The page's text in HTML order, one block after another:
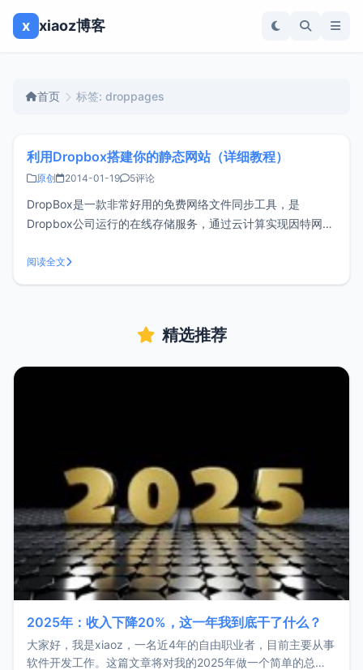
x xiaoz博客
首页 标签: droppages
利用Dropbox搭建你的静态网站（详细教程）
原创 2014-01-19 5评论
DropBox是一款非常好用的免费网络文件同步工具，是
Dropbox公司运行的在线存储服务，通过云计算实现因特网上
大家分享一下如何使用dropbox来搭建静态网页。<br/ > 1、
首先你得拥有一个Dropbox账户，点击这里注册2、
阅读全文
精选推荐
2025年：收入下降20%，这一年我到底干了什么？
大家好，我是xiaoz，一名近4年的自由职业者，目前主要从事
软件开发工作。这篇文章将对我的2025年做一个简单的总